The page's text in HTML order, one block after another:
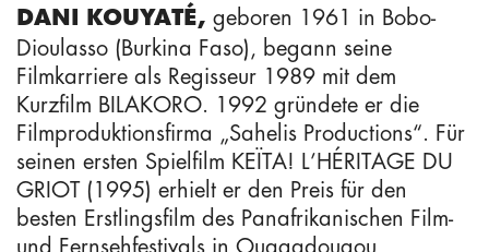
DANI KOUYATÉ, geboren 1961 in Bobo-
Dioulasso (Burkina Faso), begann seine
Filmkarriere als Regisseur 1989 mit dem
Kurzfilm BILAKORO. 1992 gründete er die
Filmproduktionsfirma „Sahelis Productions“. Für
seinen ersten Spielfilm KEÏTA! L’HÉRITAGE DU
GRIOT (1995) erhielt er den Preis für den
besten Erstlingsfilm des Panafrikanischen Film-
und Fernsehfestivals in Ouagadougou